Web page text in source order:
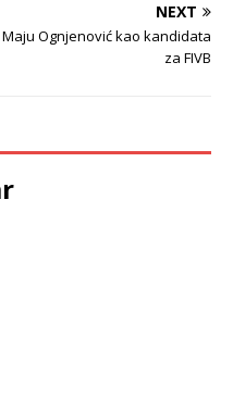
NEXT
Ognjenović kao kandidata
za FIVB